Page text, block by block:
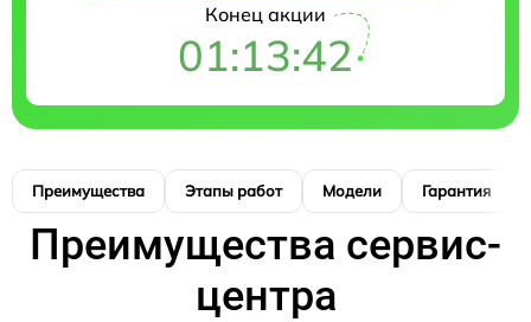
Конец акции
01:13:41
Преимущества Этапы работ Модели Гарантия
Преимущества сервис-
центра